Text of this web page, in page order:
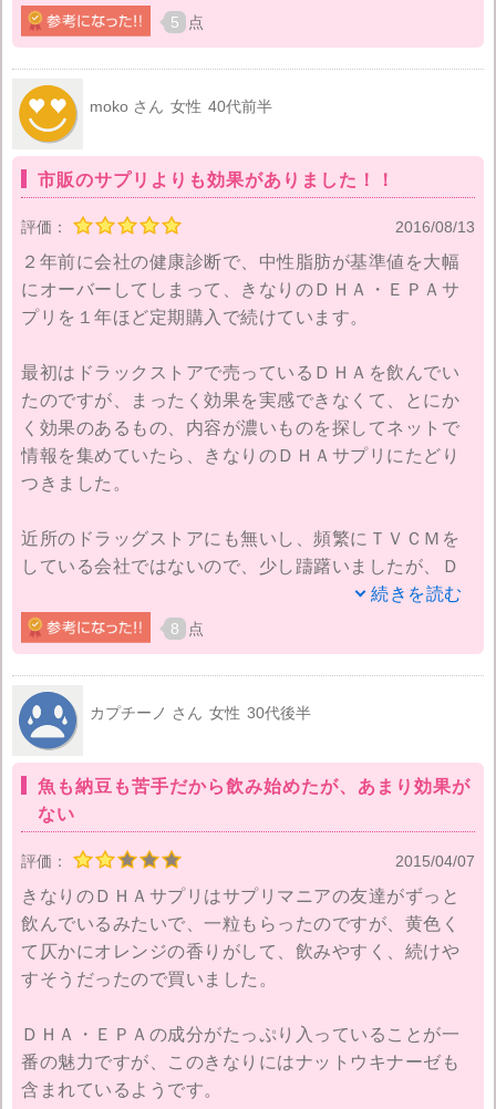
そこでお手軽に飲めるサプリメント・・・をと考え探
したところ、きなりをみつけました。きなりはモンド
セレクション最高金賞を受賞しており、夫は半信半疑
ではありましたが注文してみることにしました。
小さいカプセルでお手軽に飲めるということで、面倒
くさがりの夫も続けて飲んでくれるようになり、会社
た。
本人も「なんだか身体が楽になった。朝の目覚めが良
くなった。」と体調の変化にも気付いているようで
になっています。
5 点
moko さん 女性 40代前半
市販のサプリよりも効果がありました！！
評価： 2016/08/13
２年前に会社の健康診断で、中性脂肪が基準値を大幅
にオーバーしてしまって、きなりのＤＨＡ・ＥＰＡサ
プリを１年ほど定期購入で続けています。
最初はドラックストアで売っているＤＨＡを飲んでい
たのですが、まったく効果を実感できなくて、とにか
く効果のあるもの、内容が濃いものを探してネットで
情報を集めていたら、きなりのＤＨＡサプリにたどり
つきました。
近所のドラッグストアにも無いし、頻繁にＴＶＣＭを
している会社ではないので、少し躊躇いましたが、Ｄ
ＨＡ・ＥＰＡ量が調べた他社のサプリよりも多かった
こと、アンチエイジングにも有効なアスタキサンチン
が酸化防止として含まれていること、初回購入がすご
く安かったこともあって、最初はお試しのつもりで始
めたのがきっかけです。
黄色のソフトカプセルに入っていて、まったくサカナ
臭くないのが最初の印象でした。飲み始めて３日位
で、朝すっきりと目覚めるようになり、体が軽くな
母と一緒に続けています。
去年の健康診断では全体的に生活を見直したことも良
かったのか、中性脂肪も基準値近くにまで下がり、母
も趣味のフラダンスに、ウォーキングにと毎日を元気
続きを読む
8 点
カプチーノ さん 女性 30代後半
魚も納豆も苦手だから飲み始めたが、あまり効果が
ない
評価： 2015/04/07
きなりのＤＨＡサプリはサプリマニアの友達がずっと
飲んでいるみたいで、一粒もらったのですが、黄色く
て仄かにオレンジの香りがして、飲みやすく、続けや
すそうだったので買いました。
ＤＨＡ・ＥＰＡの成分がたっぷり入っていることが一
番の魅力ですが、このきなりにはナットウキナーゼも
含まれているようです。